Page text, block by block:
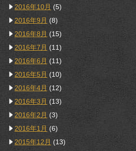
2016年10月 (5)
2016年9月 (8)
2016年8月 (15)
2016年7月 (11)
2016年6月 (11)
2016年5月 (10)
2016年4月 (12)
2016年3月 (13)
2016年2月 (3)
2016年1月 (6)
2015年12月 (13)